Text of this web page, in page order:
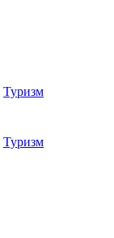
Туризм
Туризм